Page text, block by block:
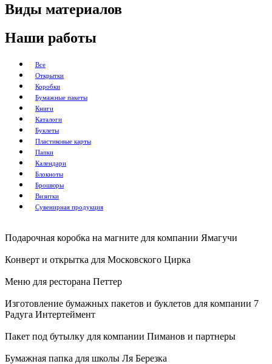
Бейджи
Воблеры
Наклейки
Бумажные стаканчики
Календари-домики
Визитки
Кашированные блокноты
Виды материалов
Наши работы
Все
Открытки
Коробки
Бумажные пакеты
Книги
Каталоги
Буклеты
Пластиковые карты
Папки
Календари
Блокноты
Брошюры
Визитки
Сувенирная продукция
Подарочная коробка на магните для компании Ямагучи
Конверт и открытка для Московского Цирка
Меню для ресторана Петтер
Изготовление бумажных пакетов и буклетов для компании 7
Радуга Интертеймент
Пакет под бутылку для компании Пиманов и партнеры
Бумажная папка для школы Ля Березка